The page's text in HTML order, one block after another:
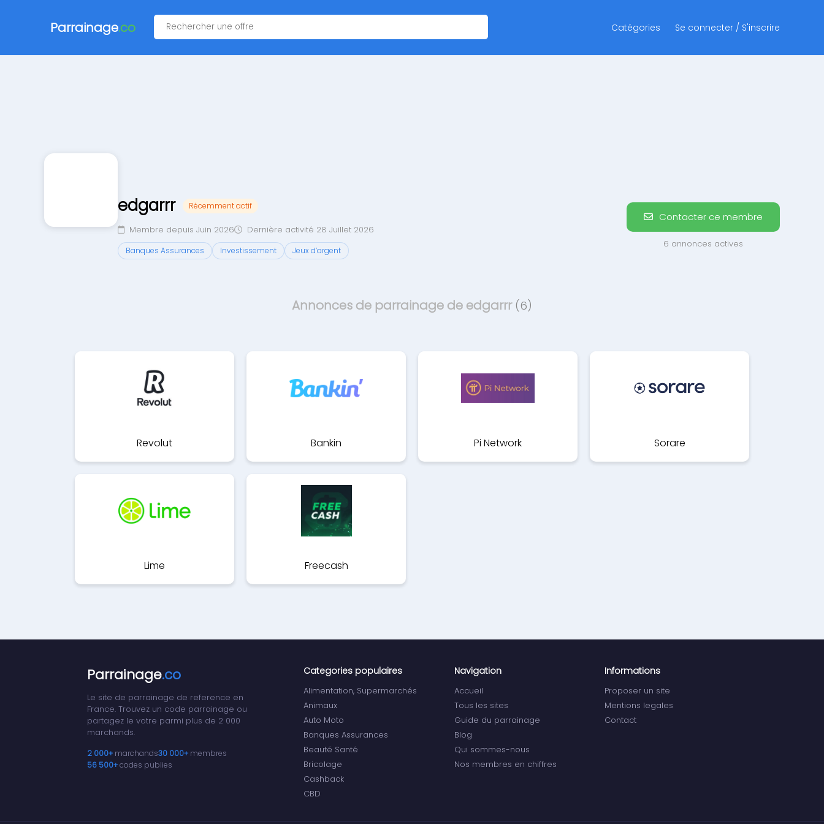
Parrainage.co Catégories Se connecter / S'inscrire
edgarrr Récemment actif
Membre depuis Juin 2026 Dernière activité 28 Juillet 2026
Banques Assurances Investissement Jeux d’argent
Contacter ce membre
6 annonces actives
Annonces de parrainage de edgarrr (6)
Revolut Bankin Pi Network Sorare
Lime Freecash
Parrainage.co
Le site de parrainage de reference en
France. Trouvez un code parrainage ou
partagez le votre parmi plus de 2 000
marchands.
2 000+ marchands30 000+ membres
56 500+codes publies
Categories populaires
Alimentation, Supermarchés
Animaux
Auto Moto
Banques Assurances
Beauté Santé
Bricolage
Cashback
CBD
Navigation
Accueil
Tous les sites
Guide du parrainage
Blog
Qui sommes-nous
Nos membres en chiffres
Informations
Proposer un site
Mentions legales
Contact